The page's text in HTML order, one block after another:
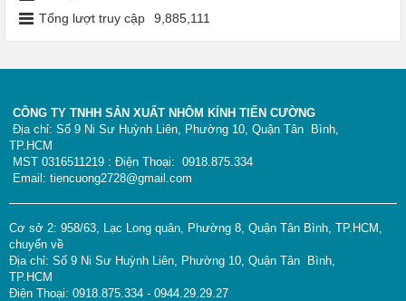
Tổng lượt truy cập
9,885,111
CÔNG TY TNHH SẢN XUẤT NHÔM KÍNH TIẾN CƯỜNG
Địa chỉ: Số 9 Ni Sư Huỳnh Liên, Phường 10, Quận Tân Bình,
TP.HCM
MST 0316511219 : Điện Thoại: 0918.875.334
Email: tiencuong2728@gmail.com
Cơ sở 2: 958/63, Lạc Long quân, Phường 8, Quận Tân Bình, TP.HCM,
chuyển về
Địa chỉ: Số 9 Ni Sư Huỳnh Liên, Phường 10, Quận Tân Bình,
TP.HCM
Điện Thoại: 0918.875.334 - 0944.29.29.27